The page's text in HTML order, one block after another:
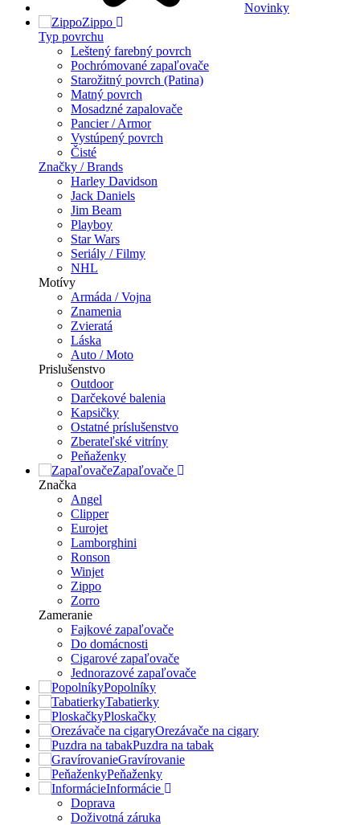
Novinky
Zippo
Typ povrchu
Leštený farebný povrch
Pochrómované zapaľovače
Starožitný povrch (Patina)
Matný povrch
Mosadzné zapalovače
Pancier / Armor
Vystúpený povrch
Čisté
Značky / Brands
Harley Davidson
Jack Daniels
Jim Beam
Playboy
Star Wars
Seriály / Filmy
NHL
Motívy
Armáda / Vojna
Znamenia
Zvieratá
Láska
Auto / Moto
Prislušenstvo
Outdoor
Darčekové balenia
Kapsičky
Ostatné príslušenstvo
Zberateľské vitríny
Peňaženky
Zapaľovače
Značka
Angel
Clipper
Eurojet
Lamborghini
Ronson
Winjet
Zippo
Zorro
Zameranie
Fajkové zapaľovače
Do domácnosti
Cigarové zapaľovače
Jednorazové zapaľovače
Popolníky
Tabatierky
Ploskačky
Orezávače na cigary
Puzdra na tabak
Gravírovanie
Peňaženky
Informácie
Doprava
Doživotná záruka